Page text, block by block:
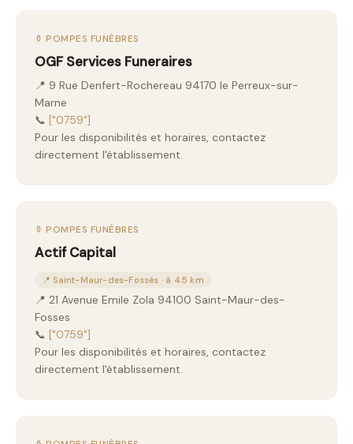
⚱️ POMPES FUNÈBRES
OGF Services Funeraires
📍 9 Rue Denfert-Rochereau 94170 le Perreux-sur-
Marne
📞 ["0759"]
Pour les disponibilités et horaires, contactez
directement l'établissement.
⚱️ POMPES FUNÈBRES
Actif Capital
📍 Saint-Maur-des-Fossés · à 4.5 km
📍 21 Avenue Emile Zola 94100 Saint-Maur-des-
Fosses
📞 ["0759"]
Pour les disponibilités et horaires, contactez
directement l'établissement.